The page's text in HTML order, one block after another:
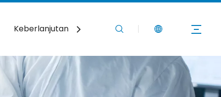
Keberlanjutan Hubungi Kami